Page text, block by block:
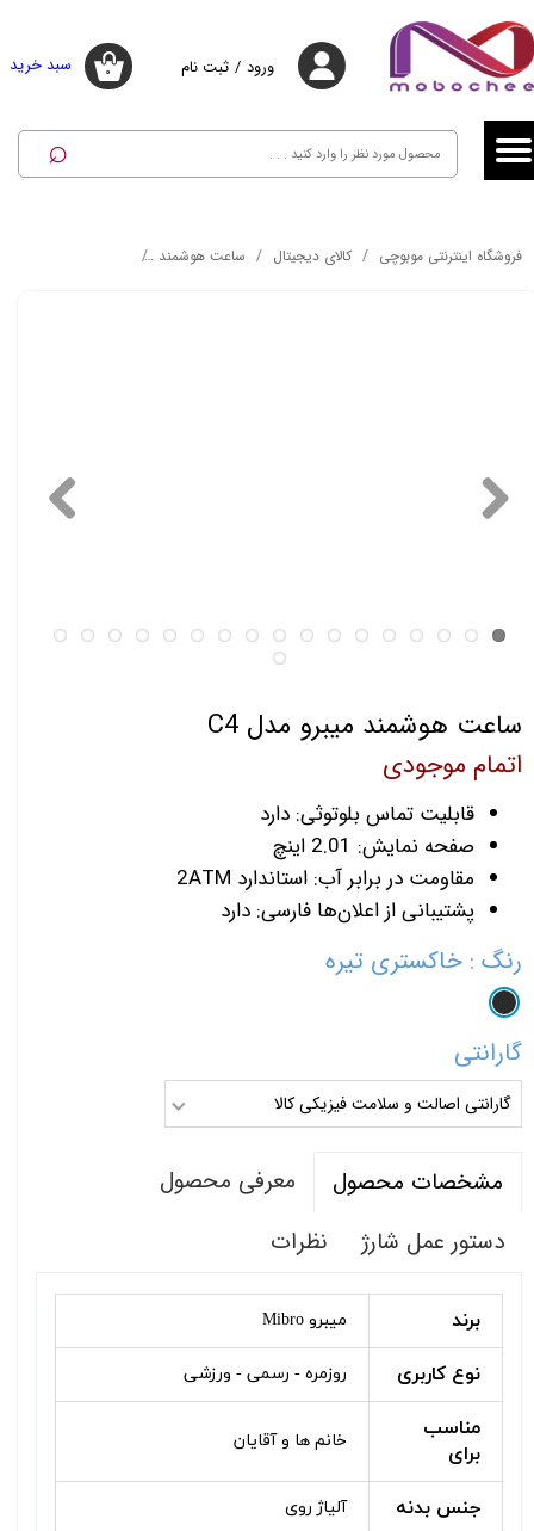
ورود / ثبت نام
حساب کاربری من
سفارشات
۰ سبد خرید
⌕
فروشگاه اینترنتی موبوچی کالای دیجیتال ساعت هوشمند
ساعت هوشمند میبرو مدل C4
اتمام موجودی
قابلیت تماس بلوتوثی: دارد
صفحه نمایش: 2.01 اینچ
مقاومت در برابر آب: استاندارد 2ATM
پشتیبانی از اعلان‌ها فارسی: دارد
رنگ : خاکستری تیره
گارانتی
گارانتی اصالت و سلامت فیزیکی کالا
مشخصات محصول
معرفی محصول
دستور عمل شارژ
نظرات
برند میبرو Mibro
نوع کاربری روزمره - رسمی - ورزشی
مناسب
برای
خانم ها و آقایان
جنس بدنه آلیاژ روی
حساب کاربری من
سفارشات